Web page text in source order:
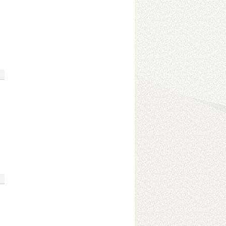
médiaprocesszor
PCM formátumba dekódolva is